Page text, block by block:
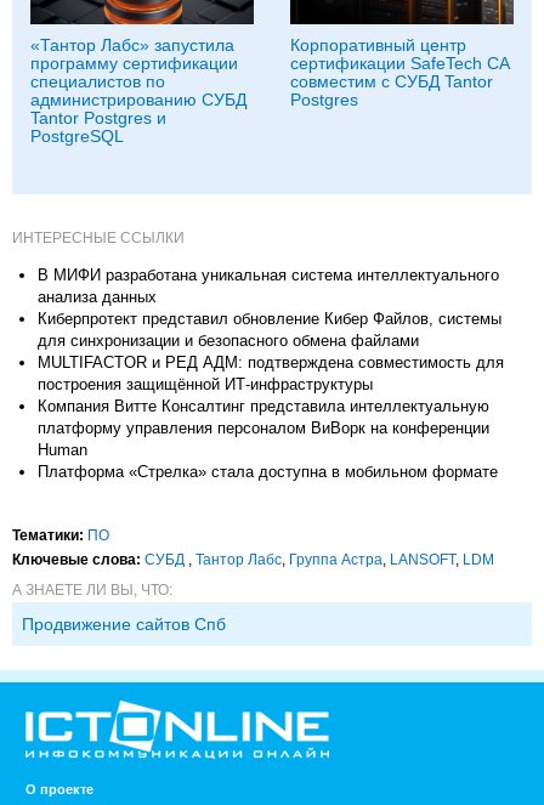
«Тантор Лабс» запустила
программу сертификации
специалистов по
администрированию СУБД
Tantor Postgres и
PostgreSQL
Корпоративный центр
сертификации SafeTech CA
совместим с СУБД Tantor
Postgres
ИНТЕРЕСНЫЕ ССЫЛКИ
В МИФИ разработана уникальная система интеллектуального
анализа данных
Киберпротект представил обновление Кибер Файлов, системы
для синхронизации и безопасного обмена файлами
MULTIFACTOR и РЕД АДМ: подтверждена совместимость для
построения защищённой ИТ-инфраструктуры
Компания Витте Консалтинг представила интеллектуальную
платформу управления персоналом ВиВорк на конференции
Human
Платформа «Стрелка» стала доступна в мобильном формате
Тематики: ПО
Ключевые слова: СУБД , Тантор Лабс, Группа Астра, LANSOFT, LDM
А ЗНАЕТЕ ЛИ ВЫ, ЧТО:
Продвижение сайтов Спб
О проекте